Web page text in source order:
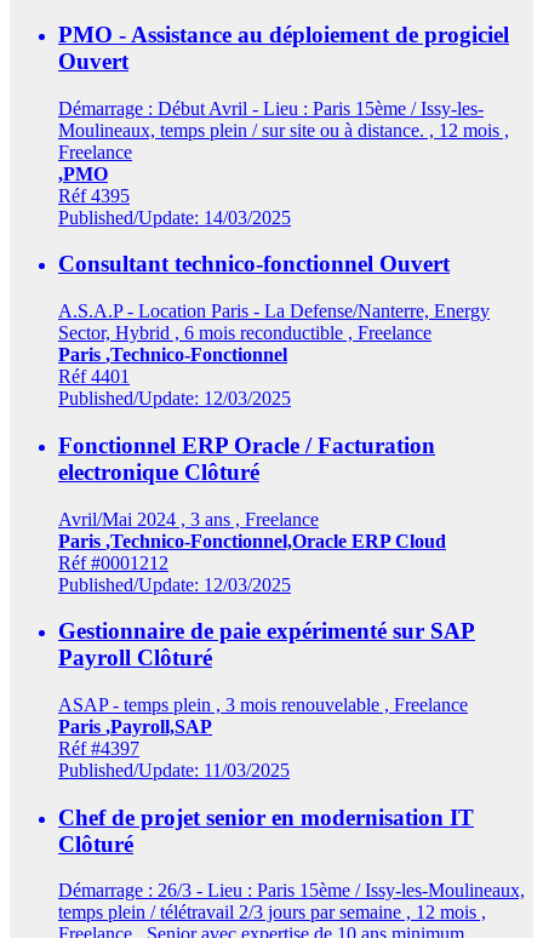
PMO - Assistance au déploiement de progiciel
Ouvert
Démarrage : Début Avril - Lieu : Paris 15ème / Issy-les-
Moulineaux, temps plein / sur site ou à distance. , 12 mois ,
Freelance
,PMO
Réf 4395
Published/Update: 14/03/2025
Consultant technico-fonctionnel Ouvert
A.S.A.P - Location Paris - La Defense/Nanterre, Energy
Sector, Hybrid , 6 mois reconductible , Freelance
Paris ,Technico-Fonctionnel
Réf 4401
Published/Update: 12/03/2025
Fonctionnel ERP Oracle / Facturation
electronique Clôturé
Avril/Mai 2024 , 3 ans , Freelance
Paris ,Technico-Fonctionnel,Oracle ERP Cloud
Réf #0001212
Published/Update: 12/03/2025
Gestionnaire de paie expérimenté sur SAP
Payroll Clôturé
ASAP - temps plein , 3 mois renouvelable , Freelance
Paris ,Payroll,SAP
Réf #4397
Published/Update: 11/03/2025
Chef de projet senior en modernisation IT
Clôturé
Démarrage : 26/3 - Lieu : Paris 15ème / Issy-les-Moulineaux,
temps plein / télétravail 2/3 jours par semaine , 12 mois ,